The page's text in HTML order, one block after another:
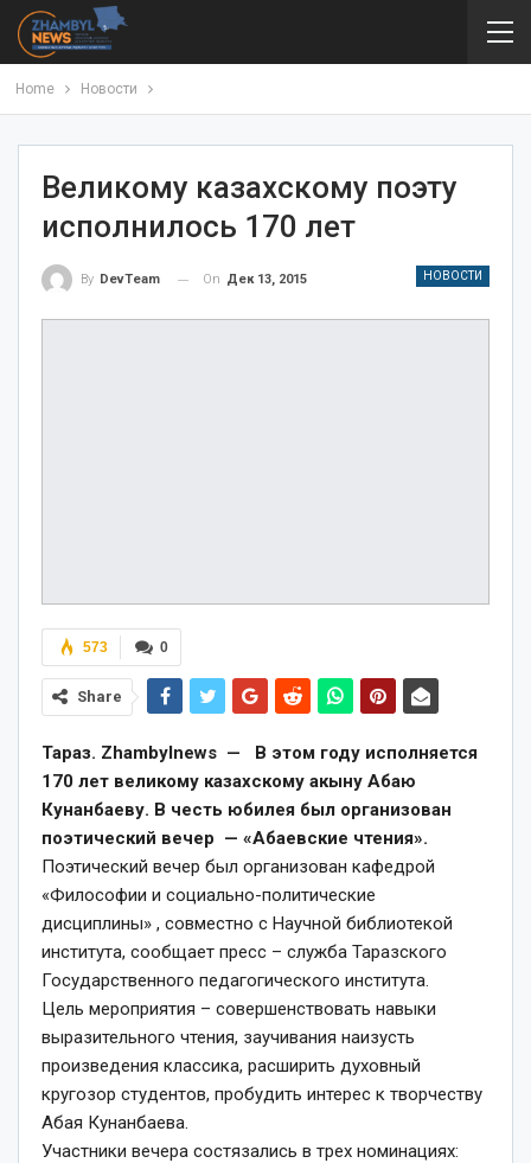
Home Новости
Великому казахскому поэту
исполнилось 170 лет
НОВОСТИ
By DevTeam On Дек 13, 2015
0
573
Share
Тараз. Zhambylnews — В этом году исполняется
170 лет великому казахскому акыну Абаю
Кунанбаеву. В честь юбилея был организован
поэтический вечер — «Абаевские чтения».
Поэтический вечер был организован кафедрой
«Философии и социально-политические
дисциплины» , совместно с Научной библиотекой
института, сообщает пресс – служба Таразского
Государственного педагогического института.
Цель мероприятия – совершенствовать навыки
выразительного чтения, заучивания наизусть
произведения классика, расширить духовный
кругозор студентов, пробудить интерес к творчеству
Абая Кунанбаева.
Участники вечера состязались в трех номинациях: